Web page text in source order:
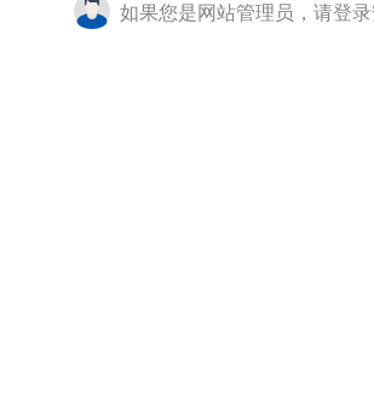
如果您是网站管理员，请登